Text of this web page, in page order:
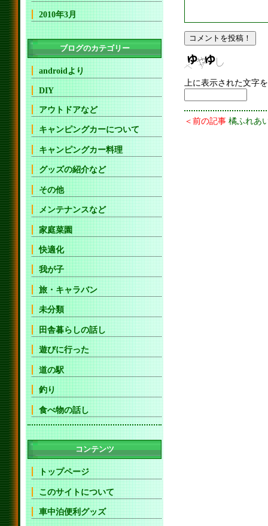
上に表示された文字
＜前の記事 橘ふれあ
2010年3月
ブログのカテゴリー
androidより
DIY
アウトドアなど
キャンピングカーについて
キャンピングカー料理
グッズの紹介など
その他
メンテナンスなど
家庭菜園
快適化
我が子
旅・キャラバン
未分類
田舎暮らしの話し
遊びに行った
道の駅
釣り
食べ物の話し
コンテンツ
トップページ
このサイトについて
車中泊便利グッズ